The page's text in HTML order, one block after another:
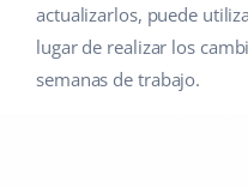
actualizarlos, puede
lugar de realizar los
semanas de trabajo.